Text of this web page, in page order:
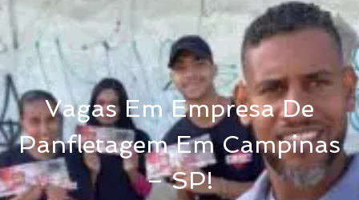
Vagas Em Empresa De
Panfletagem Em Campinas
– SP!